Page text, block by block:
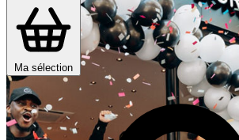
Ma sélection